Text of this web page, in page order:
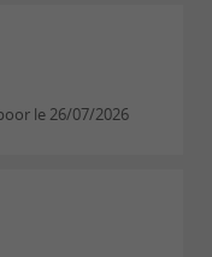
à limiter le
le 26/07/2026